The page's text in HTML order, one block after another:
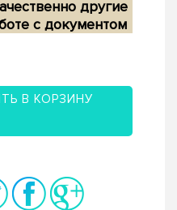
другие
с документом
В КОРЗИНУ